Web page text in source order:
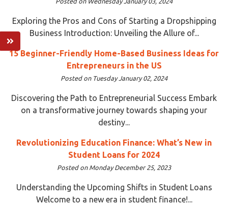
Exploring the Pros and Cons of Starting a Dropshipping
Business Introduction: Unveiling the Allure of...
15 Beginner-Friendly Home-Based Business Ideas for
Entrepreneurs in the US
Posted on Tuesday January 02, 2024
Discovering the Path to Entrepreneurial Success Embark
on a transformative journey towards shaping your
destiny...
Revolutionizing Education Finance: What’s New in
Student Loans for 2024
Posted on Monday December 25, 2023
Understanding the Upcoming Shifts in Student Loans
Welcome to a new era in student finance!...